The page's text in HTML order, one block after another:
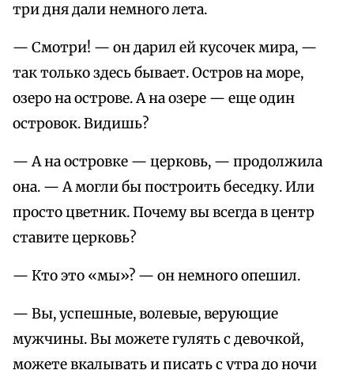
три дня дали немного лета.
— Смотри! — он дарил ей кусочек мира, —
так только здесь бывает. Остров на море,
озеро на острове. А на озере — еще один
островок. Видишь?
— А на островке — церковь, — продолжила
она. — А могли бы построить беседку. Или
просто цветник. Почему вы всегда в центр
ставите церковь?
— Кто это «мы»? — он немного опешил.
— Вы, успешные, волевые, верующие
мужчины. Вы можете гулять с девочкой,
можете вкалывать и писать с утра до ночи